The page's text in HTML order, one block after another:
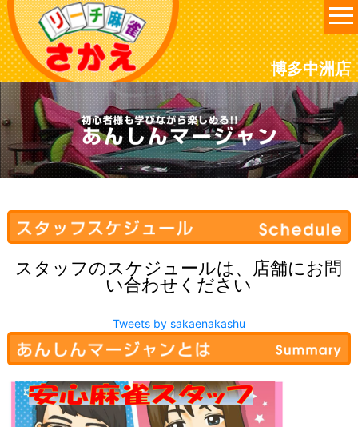
博多中洲店
スタッフのスケジュールは、店舗にお問
い合わせください
Tweets by sakaenakashu